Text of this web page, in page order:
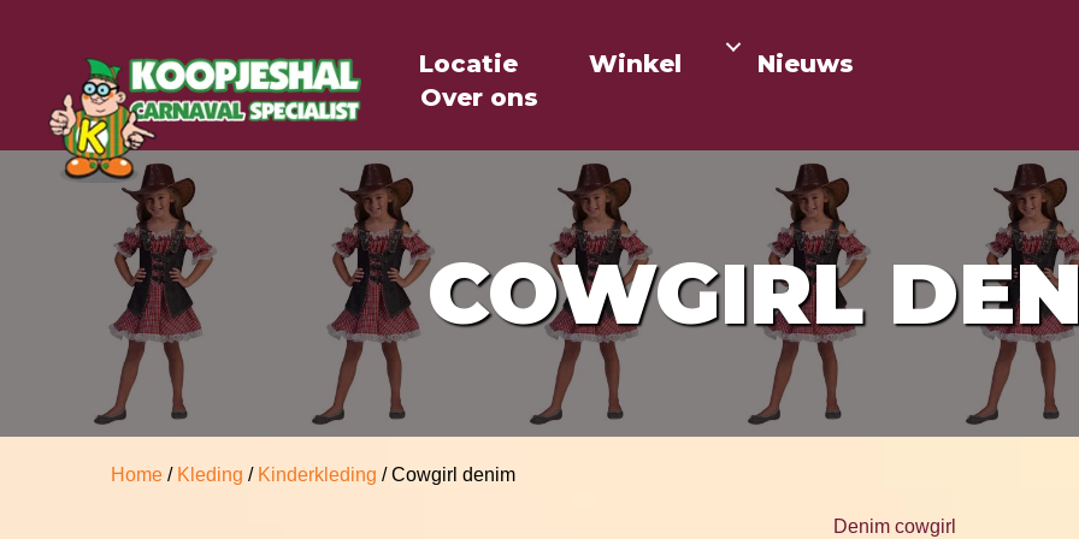
Locatie Winkel
Nieuws
Over ons
COWGIRL
Home / Kleding / Kinderkleding / Cowgirl denim
Denim cowgirl